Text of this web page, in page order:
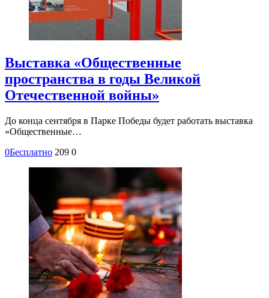
Выставка «Общественные
пространства в годы Великой
Отечественной войны»
До конца сентября в Парке Победы будет работать выставка
«Общественные…
0Бесплатно 209 0